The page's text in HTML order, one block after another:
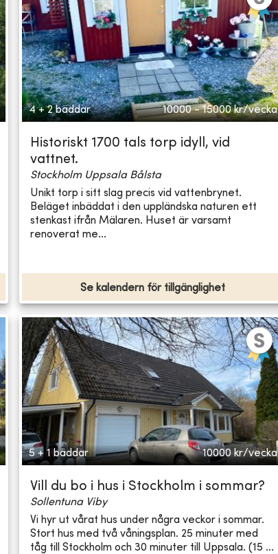
4 + 2 bäddar 10000 - 15000 kr/vecka
Historiskt 1700 tals torp idyll, vid
vattnet.
Stockholm Uppsala Bålsta
Unikt torp i sitt slag precis vid vattenbrynet.
Beläget inbäddat i den uppländska naturen ett
stenkast ifrån Mälaren. Huset är varsamt
renoverat me...
Se kalendern för tillgänglighet
5 + 1 bäddar 10000 kr/vecka
Vill du bo i hus i Stockholm i sommar?
Sollentuna Viby
Vi hyr ut vårat hus under några veckor i sommar.
Stort hus med två våningsplan. 25 minuter med
tåg till Stockholm och 30 minuter till Uppsala. (15 ...